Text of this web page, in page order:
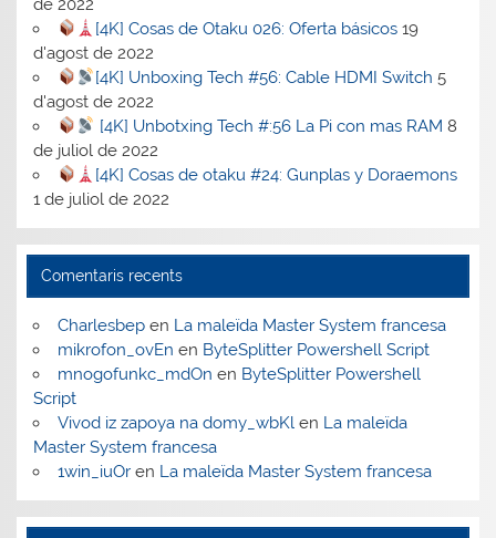
de 2022
[4K] Cosas de Otaku 026: Oferta básicos 19
d'agost de 2022
[4K] Unboxing Tech #56: Cable HDMI Switch 5
d'agost de 2022
[4K] Unbotxing Tech #:56 La Pi con mas RAM 8
de juliol de 2022
[4K] Cosas de otaku #24: Gunplas y Doraemons
1 de juliol de 2022
Comentaris recents
Charlesbepen La maleïda Master System francesa
mikrofon_ovEn en ByteSplitter Powershell Script
mnogofunkc_mdOn en ByteSplitter Powershell
Script
Vivod iz zapoya na domy_wbKlen La maleïda
Master System francesa
1win_iuOren La maleïda Master System francesa